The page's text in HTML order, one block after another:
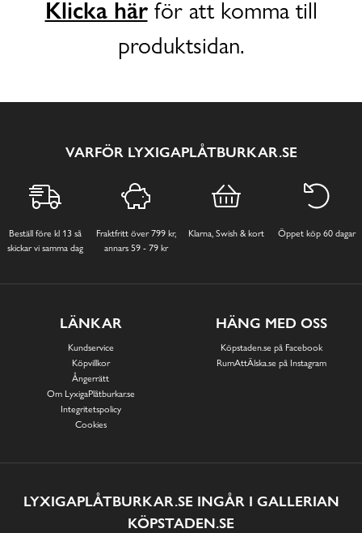
Klicka härför att komma till
produktsidan.
VARFÖR LYXIGAPLÅTBURKAR.SE
Beställ före kl 13 så
skickar vi samma dag
Fraktfritt över 799 kr,
annars 59 - 79 kr
Klarna, Swish & kort Öppet köp 60 dagar
LÄNKAR
Kundservice
Köpvillkor
Ångerrätt
Om LyxigaPlåtburkar.se
Integritetspolicy
Cookies
HÄNG MED OSS
Köpstaden.se på Facebook
RumAttÄlska.se på Instagram
LYXIGAPLÅTBURKAR.SE INGÅR I GALLERIAN
KÖPSTADEN.SE